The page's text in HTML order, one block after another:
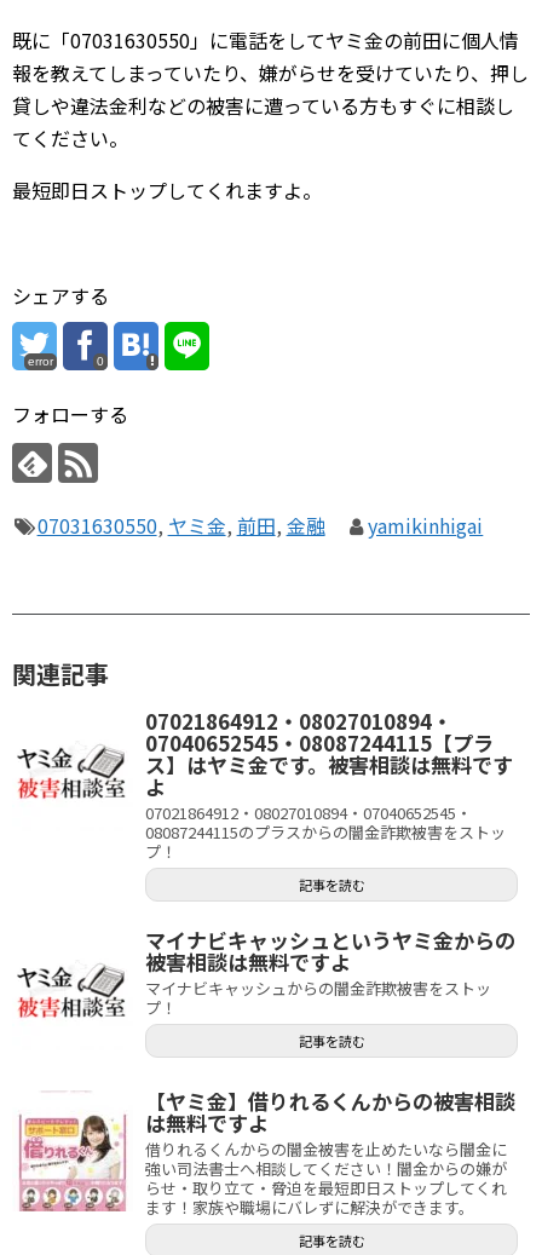
既に「07031630550」に電話をしてヤミ金の前田に個人情
報を教えてしまっていたり、嫌がらせを受けていたり、押し
貸しや違法金利などの被害に遭っている方もすぐに相談し
てください。
最短即日ストップしてくれますよ。
シェアする
error 0
フォローする
07031630550, ヤミ金, 前田, 金融 yamikinhigai
関連記事
07021864912・08027010894・
07040652545・08087244115【プラ
ス】はヤミ金です。被害相談は無料です
よ
07021864912・08027010894・07040652545・
08087244115のプラスからの闇金詐欺被害をストッ
プ！
記事を読む
マイナビキャッシュというヤミ金からの
被害相談は無料ですよ
マイナビキャッシュからの闇金詐欺被害をストッ
プ！
記事を読む
【ヤミ金】借りれるくんからの被害相談
は無料ですよ
借りれるくんからの闇金被害を止めたいなら闇金に
強い司法書士へ相談してください！闇金からの嫌が
らせ・取り立て・脅迫を最短即日ストップしてくれ
ます！家族や職場にバレずに解決ができます。
記事を読む